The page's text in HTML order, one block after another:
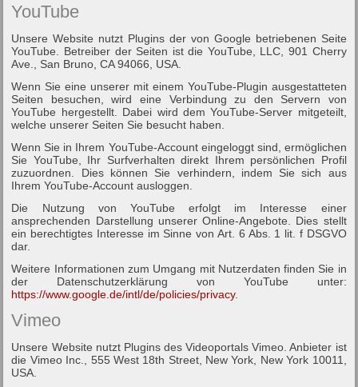
YouTube
Unsere Website nutzt Plugins der von Google betriebenen Seite
YouTube. Betreiber der Seiten ist die YouTube, LLC, 901 Cherry
Ave., San Bruno, CA 94066, USA.
Wenn Sie eine unserer mit einem YouTube-Plugin ausgestatteten
Seiten besuchen, wird eine Verbindung zu den Servern von
YouTube hergestellt. Dabei wird dem YouTube-Server mitgeteilt,
welche unserer Seiten Sie besucht haben.
Wenn Sie in Ihrem YouTube-Account eingeloggt sind, ermöglichen
Sie YouTube, Ihr Surfverhalten direkt Ihrem persönlichen Profil
zuzuordnen. Dies können Sie verhindern, indem Sie sich aus
Ihrem YouTube-Account ausloggen.
Die Nutzung von YouTube erfolgt im Interesse einer
ansprechenden Darstellung unserer Online-Angebote. Dies stellt
ein berechtigtes Interesse im Sinne von Art. 6 Abs. 1 lit. f DSGVO
dar.
Weitere Informationen zum Umgang mit Nutzerdaten finden Sie in
der Datenschutzerklärung von YouTube unter:
https://www.google.de/intl/de/policies/privacy.
Vimeo
Unsere Website nutzt Plugins des Videoportals Vimeo. Anbieter ist
die Vimeo Inc., 555 West 18th Street, New York, New York 10011,
USA.